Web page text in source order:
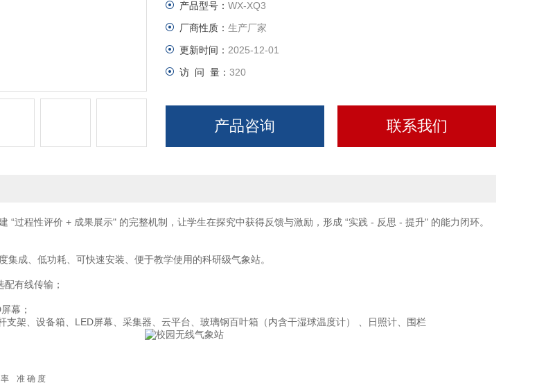
产品型号： WX-XQ3
厂商性质： 生产厂家
更新时间： 2025-12-01
访 问 量： 320
产品咨询 联系我们
“过程性评价 + 成果展示" 的完整机制，让学生在探究中获得反馈与激励，形成 “实践 - 反思 - 提升" 的能力闭环。
成、低功耗、可快速安装、便于教学使用的科研级气象站。
有线传输；
幕；
架、设备箱、LED屏幕、采集器、云平台、玻璃钢百叶箱（内含干湿球温度计） 、日照计、围栏
准 确 度